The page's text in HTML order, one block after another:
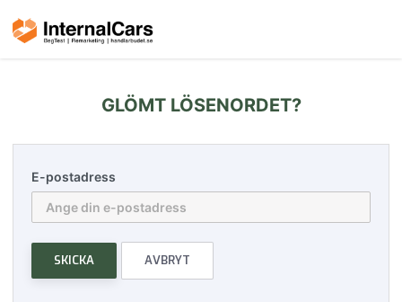
GLÖMT LÖSENORDET?
E-postadress
SKICKA AVBRYT